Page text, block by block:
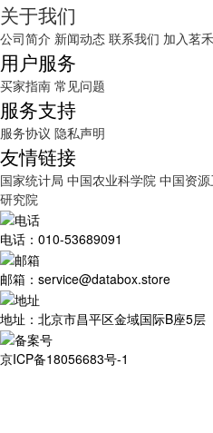
关于我们
公司简介 新闻动态 联系我们 加入茗禾
用户服务
买家指南 常见问题
服务支持
服务协议 隐私声明
友情链接
国家统计局 中国农业科学院 中国资
研究院
电话：010-53689091
邮箱：service@databox.store
地址：北京市昌平区金域国际B座5层
京ICP备18056683号-1